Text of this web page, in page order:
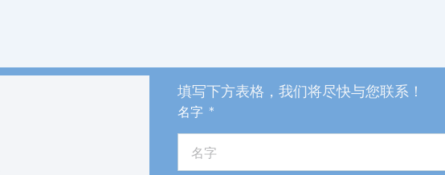
填写下方表格，我们将尽快与您联系！
名字